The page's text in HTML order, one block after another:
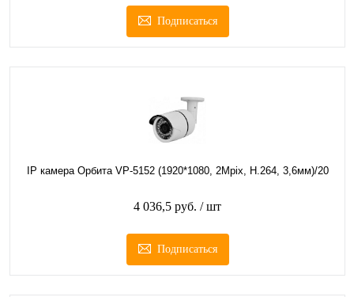
Подписаться
IP камера Орбита VP-5152 (1920*1080, 2Mpix, H.264, 3,6мм)/20
4 036,5 руб. / шт
Подписаться